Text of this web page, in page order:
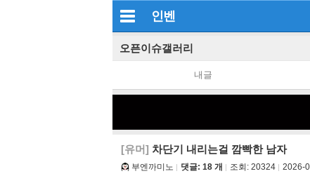
인벤
오픈이슈갤러리
내글
[유머] 차단기 내리는걸 깜빡한 남자
부엔까미노 댓글: 18 개 조회: 20324 2026-